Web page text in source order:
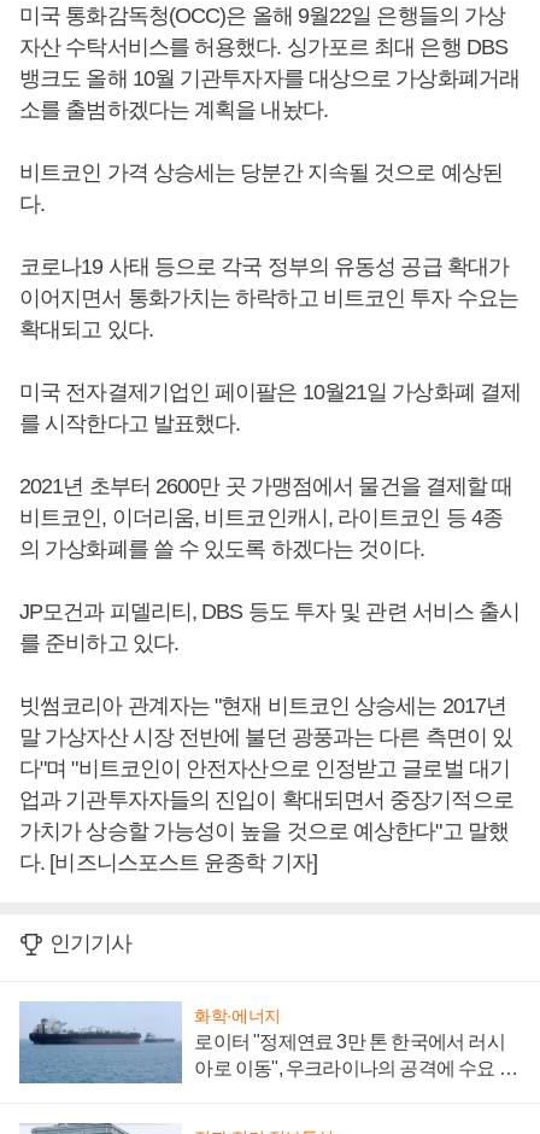
미국 통화감독청(OCC)은 올해 9월22일 은행들의 가상
자산 수탁서비스를 허용했다. 싱가포르 최대 은행 DBS
뱅크도 올해 10월 기관투자자를 대상으로 가상화폐거래
소를 출범하겠다는 계획을 내놨다.
비트코인 가격 상승세는 당분간 지속될 것으로 예상된
다.
코로나19 사태 등으로 각국 정부의 유동성 공급 확대가
이어지면서 통화가치는 하락하고 비트코인 투자 수요는
확대되고 있다.
미국 전자결제기업인 페이팔은 10월21일 가상화폐 결제
를 시작한다고 발표했다.
2021년 초부터 2600만 곳 가맹점에서 물건을 결제할 때
비트코인, 이더리움, 비트코인캐시, 라이트코인 등 4종
의 가상화폐를 쓸 수 있도록 하겠다는 것이다.
JP모건과 피델리티, DBS 등도 투자 및 관련 서비스 출시
를 준비하고 있다.
빗썸코리아 관계자는 "현재 비트코인 상승세는 2017년
말 가상자산 시장 전반에 불던 광풍과는 다른 측면이 있
다"며 "비트코인이 안전자산으로 인정받고 글로벌 대기
업과 기관투자자들의 진입이 확대되면서 중장기적으로
가치가 상승할 가능성이 높을 것으로 예상한다"고 말했
다. [비즈니스포스트 윤종학 기자]
인기기사
화학·에너지
로이터 "정제연료 3만 톤 한국에서 러시
아로 이동", 우크라이나의 공격에 수요 늘